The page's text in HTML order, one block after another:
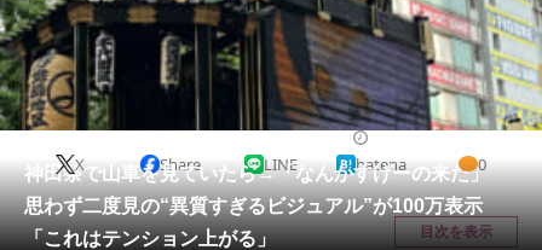
グルメ
住まい 教育・育児
動物 リサーチ
会員記事
メディア
神田祭で山車を見ていたら→「なんかすげーの来た」
思わず二度見の“異質すぎるビジュアル”が100万表示
「これはテンション上がる」
X Share LINE hatena 0
目次を表示